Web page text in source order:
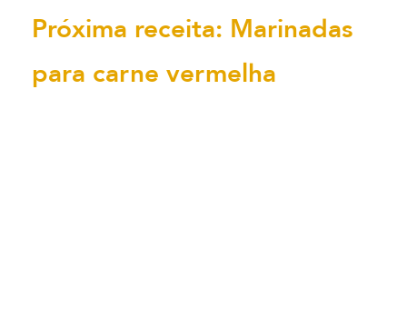
Próxima receita: Marinadas
para carne vermelha